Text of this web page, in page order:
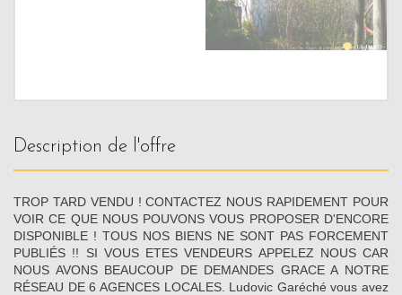
description de l'offre
TROP TARD VENDU ! CONTACTEZ NOUS RAPIDEMENT POUR
VOIR CE QUE NOUS POUVONS VOUS PROPOSER D'ENCORE
DISPONIBLE ! TOUS NOS BIENS NE SONT PAS FORCEMENT
PUBLIÉS !! SI VOUS ETES VENDEURS APPELEZ NOUS CAR
NOUS AVONS BEAUCOUP DE DEMANDES GRACE A NOTRE
RÉSEAU DE 6 AGENCES LOCALES. Ludovic Garéché vous avez